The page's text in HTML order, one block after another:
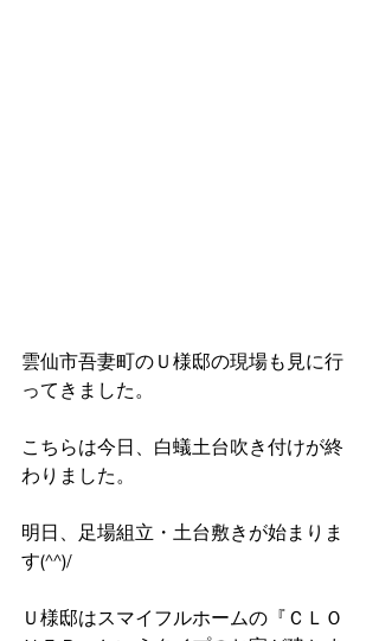
雲仙市吾妻町のＵ様邸の現場も見に行
ってきました。
こちらは今日、白蟻土台吹き付けが終
わりました。
明日、足場組立・土台敷きが始まりま
す(^^)/
Ｕ様邸はスマイフルホームの『ＣＬＯ